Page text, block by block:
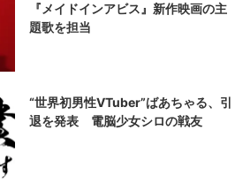
『メイドインアビス』新作映画の主
題歌を担当
“世界初男性VTuber”ばあちゃる、引
退を発表 電脳少女シロの戦友